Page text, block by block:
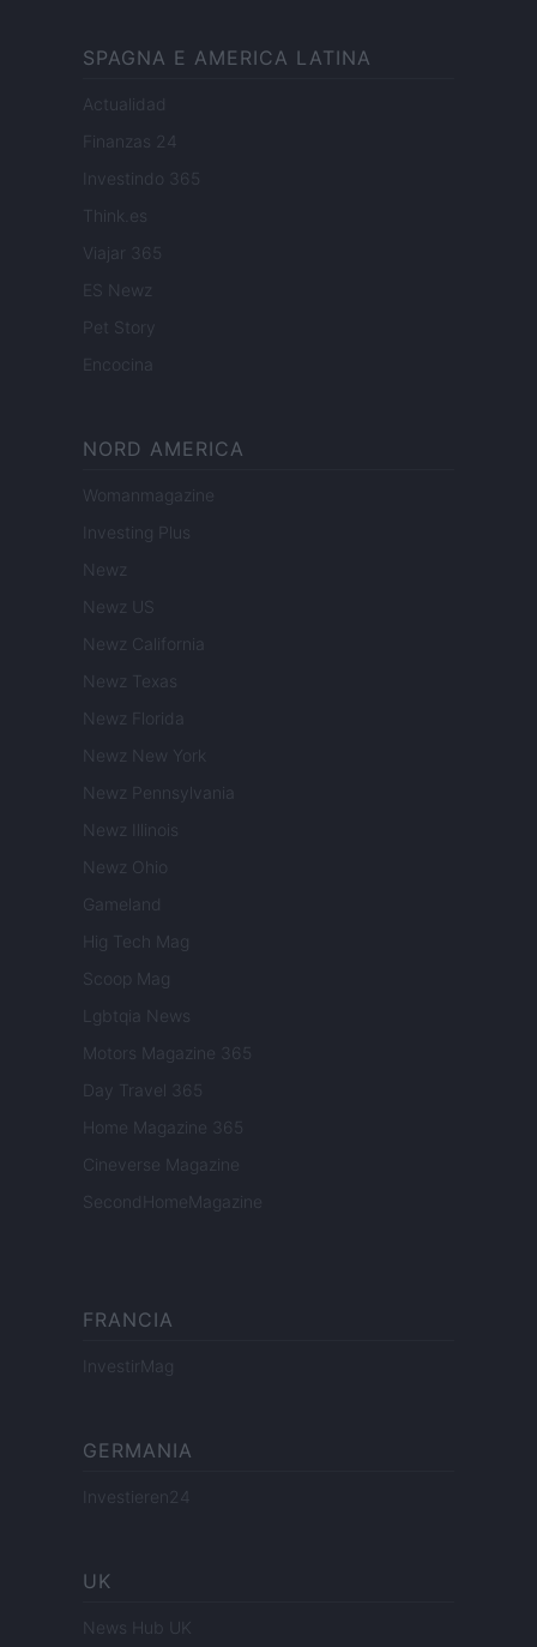
SPAGNA E AMERICA LATINA
Actualidad
Finanzas 24
Investindo 365
Think.es
Viajar 365
ES Newz
Pet Story
Encocina
NORD AMERICA
Womanmagazine
Investing Plus
Newz
Newz US
Newz California
Newz Texas
Newz Florida
Newz New York
Newz Pennsylvania
Newz Illinois
Newz Ohio
Gameland
Hig Tech Mag
Scoop Mag
Lgbtqia News
Motors Magazine 365
Day Travel 365
Home Magazine 365
Cineverse Magazine
SecondHomeMagazine
FRANCIA
InvestirMag
GERMANIA
Investieren24
UK
News Hub UK